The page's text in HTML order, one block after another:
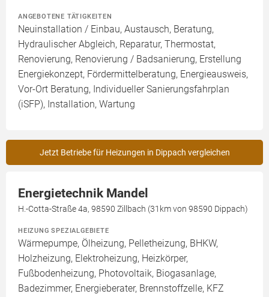
ANGEBOTENE TÄTIGKEITEN
Neuinstallation / Einbau, Austausch, Beratung,
Hydraulischer Abgleich, Reparatur, Thermostat,
Renovierung, Renovierung / Badsanierung, Erstellung
Energiekonzept, Fördermittelberatung, Energieausweis,
Vor-Ort Beratung, Individueller Sanierungsfahrplan
(iSFP), Installation, Wartung
Jetzt Betriebe für Heizungen in Dippach vergleichen
Energietechnik Mandel
H.-Cotta-Straße 4a, 98590 Zillbach (31km von 98590 Dippach)
HEIZUNG SPEZIALGEBIETE
Wärmepumpe, Ölheizung, Pelletheizung, BHKW,
Holzheizung, Elektroheizung, Heizkörper,
Fußbodenheizung, Photovoltaik, Biogasanlage,
Badezimmer, Energieberater, Brennstoffzelle, KFZ